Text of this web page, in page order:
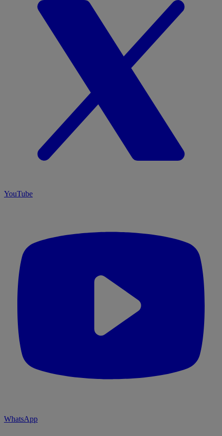
YouTube
WhatsApp